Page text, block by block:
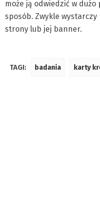
może ją odwiedzić w
sposób. Zwykle
strony lub jej banner.
TAGI: badania karty